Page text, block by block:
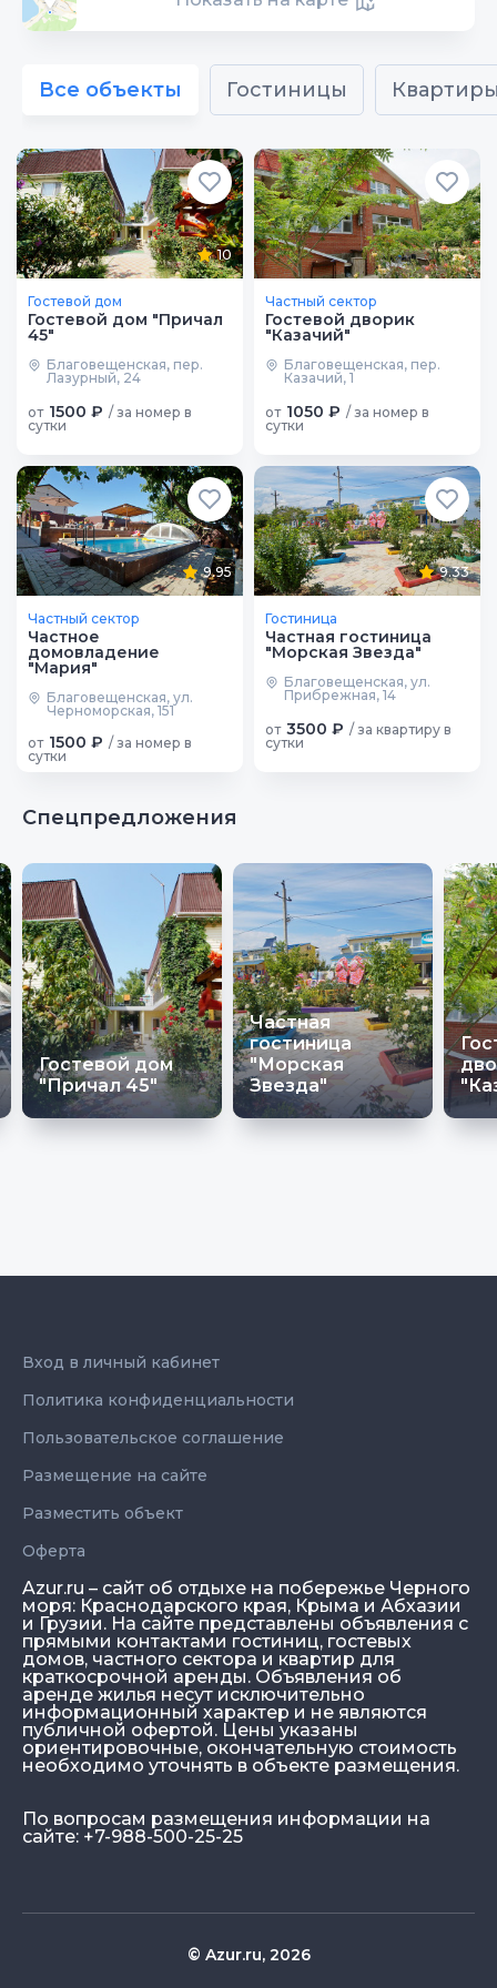
Все объекты Гостиницы
10
Гостевой дом
Гостевой дом "Причал
45"
Благовещенская, пер.
Лазурный, 24
от 1500 ₽ / за номер в
сутки
Частный сектор
Гостевой дворик
"Казачий"
Благовещенская, пер.
Казачий, 1
от 1050 ₽ / за номер в
сутки
9.95
Частный сектор
Частное
домовладение
"Мария"
Благовещенская, ул.
Черноморская, 151
от 1500 ₽ / за номер в
сутки
9.33
Гостиница
Частная гостиница
"Морская Звезда"
Благовещенская, ул.
Прибрежная, 14
от 3500 ₽ / за квартиру в
сутки
Спецпредложения
Гостевой дом
"Причал 45"
Частная
гостиница
"Морская
Звезда"
Azur.ru – сайт об отдыхе на побережье Черного
моря: Краснодарского края, Крыма и Абхазии
и Грузии. На сайте представлены объявления с
прямыми контактами гостиниц, гостевых
домов, частного сектора и квартир для
краткосрочной аренды. Объявления об
аренде жилья несут исключительно
информационный характер и не являются
публичной офертой. Цены указаны
ориентировочные, окончательную стоимость
необходимо уточнять в объекте размещения.
По вопросам размещения информации на
сайте: +7-988-500-25-25
Вход в личный кабинет
Политика конфиденциальности
Пользовательское соглашение
Размещение на сайте
Разместить объект
Оферта
© Azur.ru, 2026